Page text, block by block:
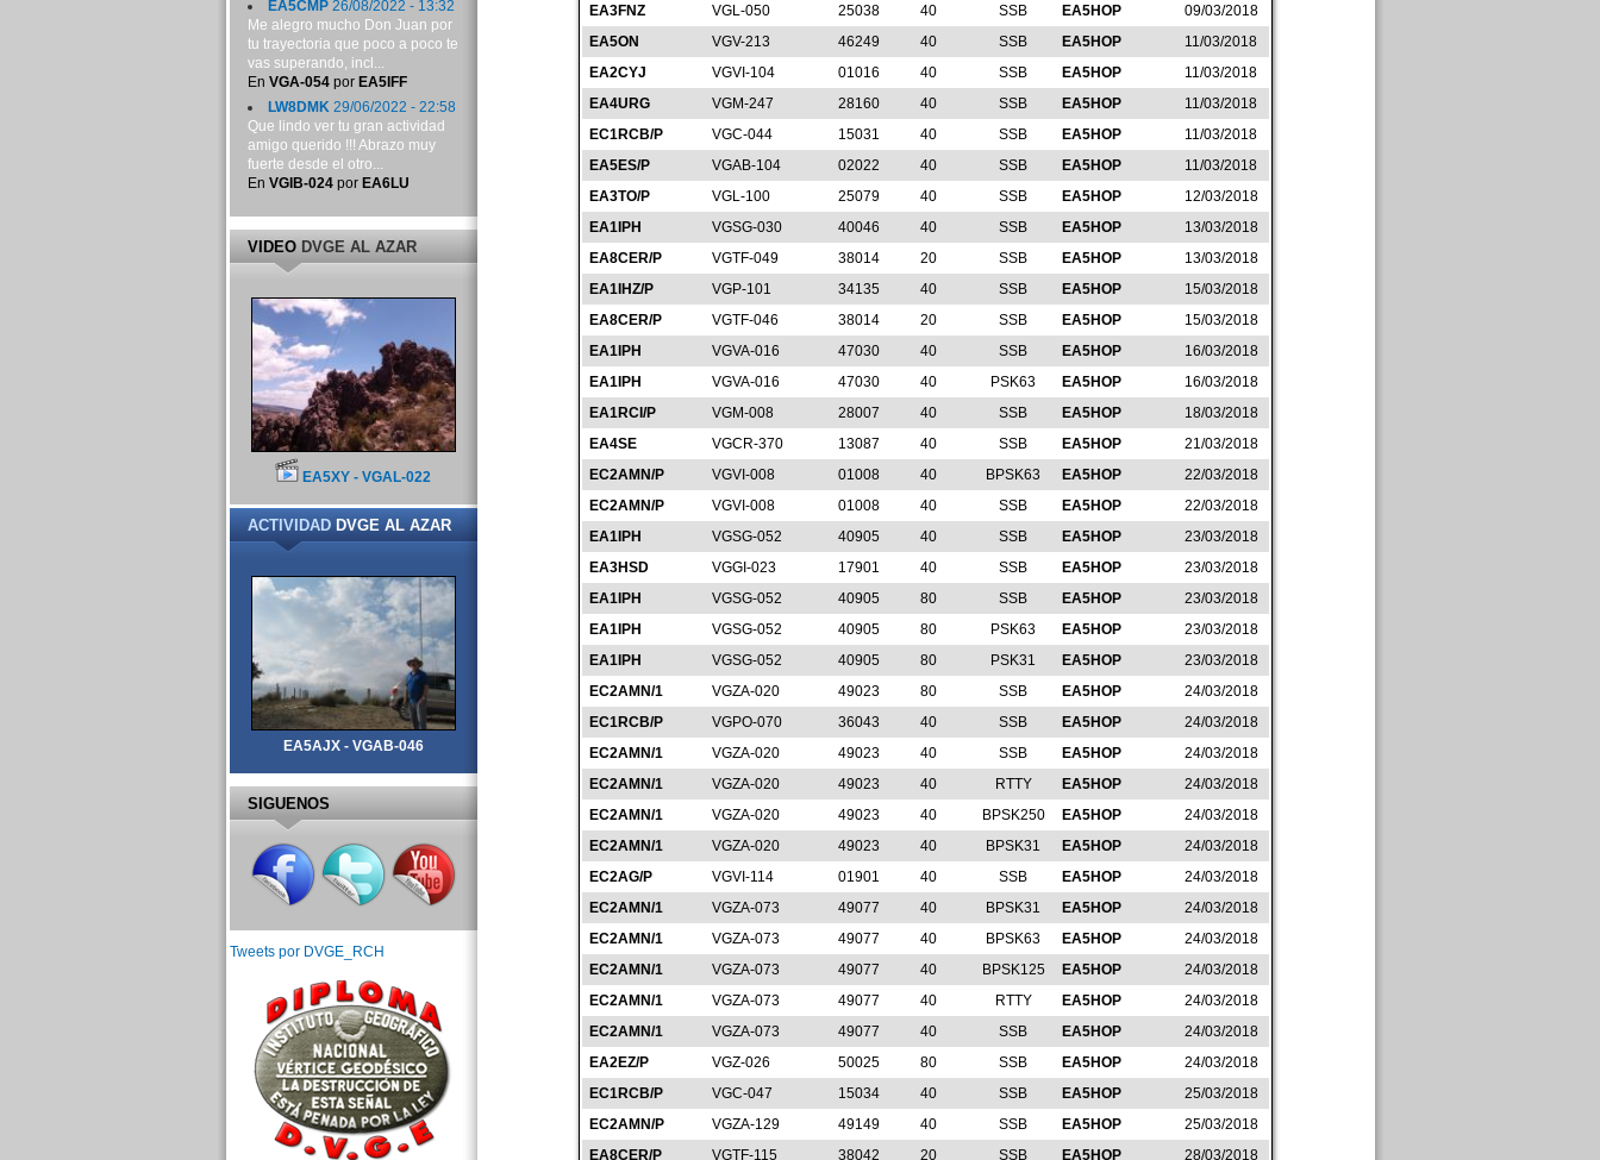
EA3FNZ
VGL-050 25038 40 SSB EA5HOP
09/03/2018
EA5ON
VGV-213 46249 40 SSB EA5HOP
11/03/2018
EA2CYJ
VGVI-104 01016 40 SSB EA5HOP
11/03/2018
EA4URG
VGM-247 28160 40 SSB EA5HOP
11/03/2018
EC1RCB/P
VGC-044 15031 40 SSB EA5HOP
11/03/2018
EA5ES/P
VGAB-104 02022 40 SSB EA5HOP
11/03/2018
EA3TO/P
VGL-100 25079 40 SSB EA5HOP
12/03/2018
EA1IPH
VGSG-030 40046 40 SSB EA5HOP
13/03/2018
EA8CER/P
VGTF-049 38014 20 SSB EA5HOP
13/03/2018
EA1IHZ/P
VGP-101 34135 40 SSB EA5HOP
15/03/2018
EA8CER/P
VGTF-046 38014 20 SSB EA5HOP
15/03/2018
EA1IPH
VGVA-016 47030 40 SSB EA5HOP
16/03/2018
EA1IPH
VGVA-016 47030 40 PSK63 EA5HOP
16/03/2018
EA1RCI/P
VGM-008 28007 40 SSB EA5HOP
18/03/2018
EA4SE
VGCR-370 13087 40 SSB EA5HOP
21/03/2018
EC2AMN/P
VGVI-008 01008 40 BPSK63 EA5HOP
22/03/2018
EC2AMN/P
VGVI-008 01008 40 SSB EA5HOP
22/03/2018
EA1IPH
VGSG-052 40905 40 SSB EA5HOP
23/03/2018
EA3HSD
VGGI-023 17901 40 SSB EA5HOP
23/03/2018
EA1IPH
VGSG-052 40905 80 SSB EA5HOP
23/03/2018
EA1IPH
VGSG-052 40905 80 PSK63 EA5HOP
23/03/2018
EA1IPH
VGSG-052 40905 80 PSK31 EA5HOP
23/03/2018
EC2AMN/1
VGZA-020 49023 80 SSB EA5HOP
24/03/2018
EC1RCB/P
VGPO-070 36043 40 SSB EA5HOP
24/03/2018
EC2AMN/1
VGZA-020 49023 40 SSB EA5HOP
24/03/2018
EC2AMN/1
VGZA-020 49023 40 RTTY EA5HOP
24/03/2018
EC2AMN/1
VGZA-020 49023 40 BPSK250 EA5HOP
24/03/2018
EC2AMN/1
VGZA-020 49023 40 BPSK31 EA5HOP
24/03/2018
EC2AG/P
VGVI-114 01901 40 SSB EA5HOP
24/03/2018
EC2AMN/1
VGZA-073 49077 40 BPSK31 EA5HOP
24/03/2018
EC2AMN/1
VGZA-073 49077 40 BPSK63 EA5HOP
24/03/2018
EC2AMN/1
VGZA-073 49077 40 BPSK125 EA5HOP
24/03/2018
EC2AMN/1
VGZA-073 49077 40 RTTY EA5HOP
24/03/2018
EC2AMN/1
VGZA-073 49077 40 SSB EA5HOP
24/03/2018
EA2EZ/P
VGZ-026 50025 80 SSB EA5HOP
24/03/2018
EC1RCB/P
VGC-047 15034 40 SSB EA5HOP
25/03/2018
EC2AMN/P
VGZA-129 49149 40 SSB EA5HOP
25/03/2018
EA8CER/P
VGTF-115 38042 20 SSB EA5HOP 28/03/2018
EA5CMP26/08/2022 - 13:32
Me alegro mucho Don Juan por
tu trayectoria que poco a poco te
vas superando, incl...
En VGA-054por EA5IFF
LW8DMK29/06/2022 - 22:58
Que lindo ver tu gran actividad
amigo querido !!! Abrazo muy
fuerte desde el otro...
En VGIB-024por EA6LU
VIDEODVGE AL AZAR
EA5XY - VGAL-022
ACTIVIDADDVGE AL AZAR
EA5AJX - VGAB-046
SIGUENOS
Tweets por DVGE_RCH